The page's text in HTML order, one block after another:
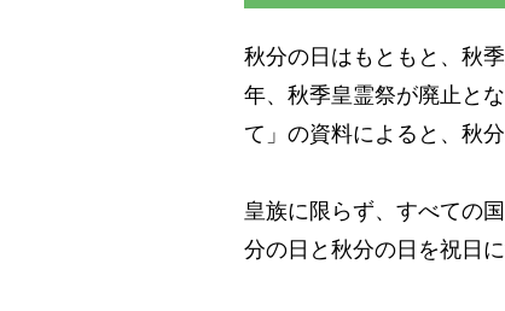
秋分の日はもともと、秋
年、秋季皇霊祭が廃止と
て」の資料によると、秋
皇族に限らず、すべての
分の日と秋分の日を祝日